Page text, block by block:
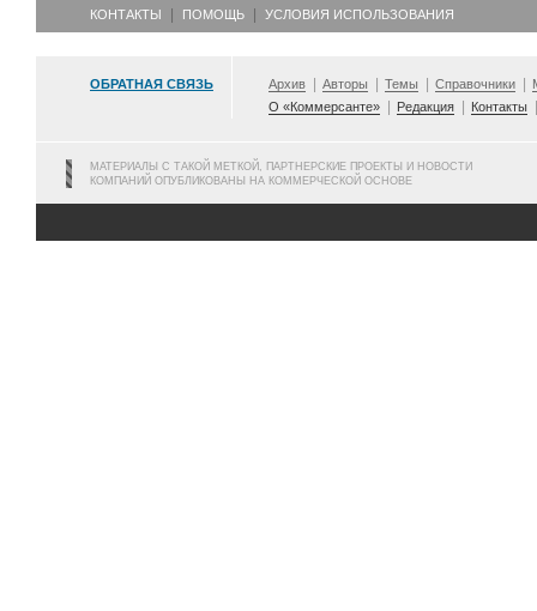
КОНТАКТЫ ПОМОЩЬ УСЛОВИЯ ИСПОЛЬЗОВАНИЯ
ОБРАТНАЯ СВЯЗЬ Архив Авторы Темы Справочники
О «Коммерсанте»
Редакция Контакты
МАТЕРИАЛЫ С ТАКОЙ МЕТКОЙ, ПАРТНЕРСКИЕ ПРОЕКТЫ И НОВОСТИ
КОМПАНИЙ ОПУБЛИКОВАНЫ НА КОММЕРЧЕСКОЙ ОСНОВЕ